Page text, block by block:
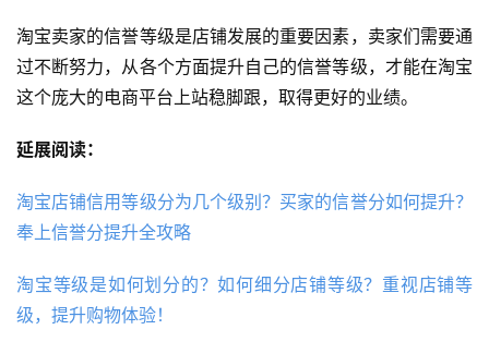
淘宝卖家的信誉等级是店铺发展的重要因素，卖家们需要通
过不断努力，从各个方面提升自己的信誉等级，才能在淘宝
这个庞大的电商平台上站稳脚跟，取得更好的业绩。
延展阅读：
淘宝店铺信用等级分为几个级别？买家的信誉分如何提升？
奉上信誉分提升全攻略
淘宝等级是如何划分的？如何细分店铺等级？重视店铺等
级，提升购物体验！